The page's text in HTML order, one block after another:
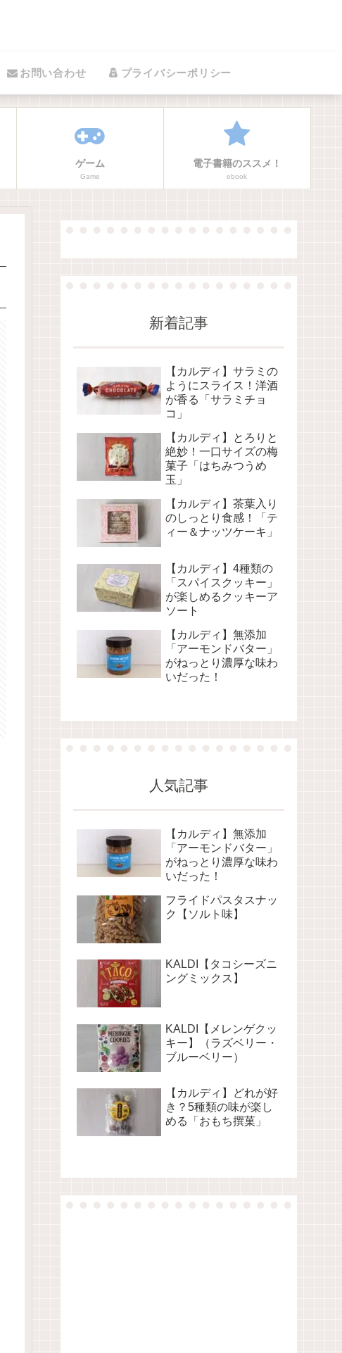
お問い合わせ プライバシーポリシー
ゲーム
Game
電子書籍のススメ！
ebook
新着記事
【カルディ】サラミの
ようにスライス！洋酒
が香る「サラミチョ
コ」
【カルディ】とろりと
絶妙！一口サイズの梅
菓子「はちみつうめ
玉」
【カルディ】茶葉入り
のしっとり食感！「テ
ィー＆ナッツケーキ」
【カルディ】4種類の
「スパイスクッキー」
が楽しめるクッキーア
ソート
【カルディ】無添加
「アーモンドバター」
がねっとり濃厚な味わ
いだった！
人気記事
【カルディ】無添加
「アーモンドバター」
がねっとり濃厚な味わ
いだった！
フライドパスタスナッ
ク【ソルト味】
KALDI【タコシーズニ
ングミックス】
KALDI【メレンゲクッ
キー】（ラズベリー・
ブルーベリー）
【カルディ】どれが好
き？5種類の味が楽し
める「おもち撰菓」